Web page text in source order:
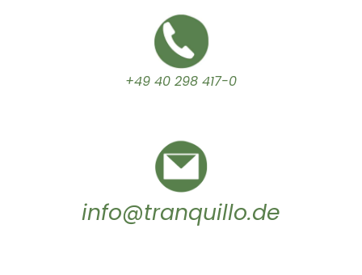
+49 40 298 417-0
info@tranquillo.de